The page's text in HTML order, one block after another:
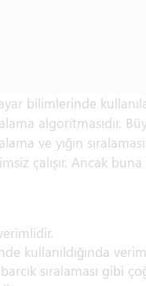
bilimlerinde
algoritmasıdır.
ve yığın
çalışır. Ancak buna
kullanıldığında
sıralaması gibi